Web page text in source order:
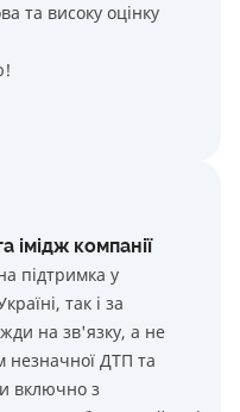
та високу оцінку
імідж компанії
підтримка у
так і за
на зв'язку, а не
ДТП та
включно з